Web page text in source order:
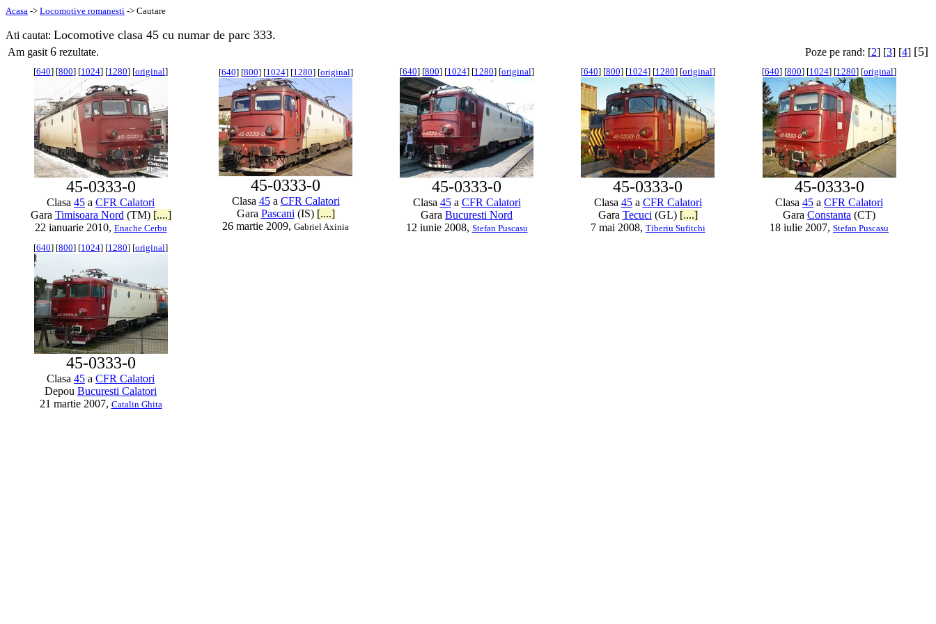
Acasa -> Locomotive romanesti -> Cautare
Ati cautat: Locomotive clasa 45 cu numar de parc 333.
Am gasit 6 rezultate. Poze pe rand: [2] [3] [4] [5]
[640] [800] [1024] [1280] [original]
45-0333-0
Clasa 45 a CFR Calatori
Gara Timisoara Nord (TM) [....]
22 ianuarie 2010, Enache Cerbu
[640] [800] [1024] [1280] [original]
45-0333-0
Clasa 45a CFR Calatori
Gara Pascani (IS) [....]
26 martie 2009, Gabriel Axinia
[640] [800] [1024] [1280] [original]
45-0333-0
Clasa 45a CFR Calatori
Gara Bucuresti Nord
12 iunie 2008, Stefan Puscasu
[640] [800] [1024] [1280] [original]
45-0333-0
Clasa 45a CFR Calatori
Gara Tecuci (GL) [....]
7 mai 2008, Tiberiu Sufitchi
[640] [800] [1024] [1280] [original]
45-0333-0
Clasa 45 a CFR Calatori
Gara Constanta (CT)
18 iulie 2007, Stefan Puscasu
[640] [800] [1024] [1280] [original]
45-0333-0
Clasa 45 a CFR Calatori
Depou Bucuresti Calatori
21 martie 2007, Catalin Ghita